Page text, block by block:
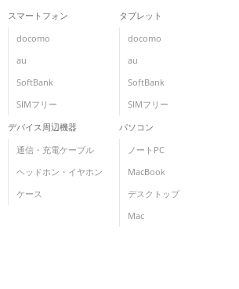
スマートフォン
docomo
au
SoftBank
SIMフリー
タブレット
docomo
au
SoftBank
SIMフリー
デバイス周辺機器
通信・充電ケーブル
ヘッドホン・イヤホン
ケース
パソコン
ノートPC
MacBook
デスクトップ
Mac